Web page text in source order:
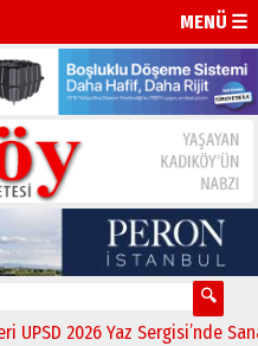
MENÜ ☰
2026 Yaz Sergisi’nde